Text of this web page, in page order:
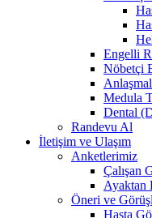
Engelli
Nöbetçi
Medula
Dental
Randevu Al
İletişim ve Ulaşım
Anketlerimiz
Çalışan
Ayaktan
Öneri ve
Hasta